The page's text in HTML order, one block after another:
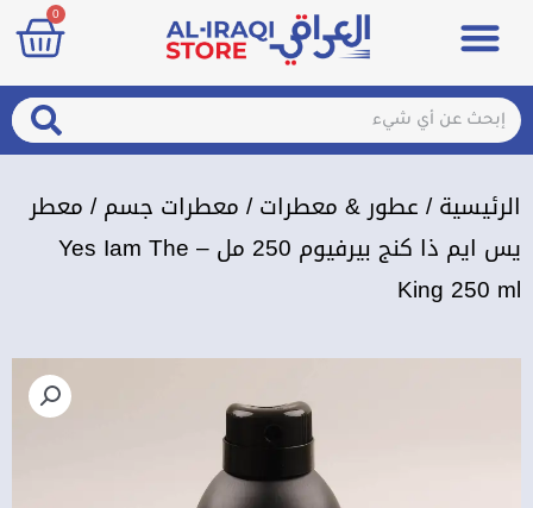
Menu
0
Search
الرئيسية/عطور & معطرات/معطرات جسم/ معطر
يس ايم ذا كنج بيرفيوم 250 مل – Yes Iam The
King 250 ml